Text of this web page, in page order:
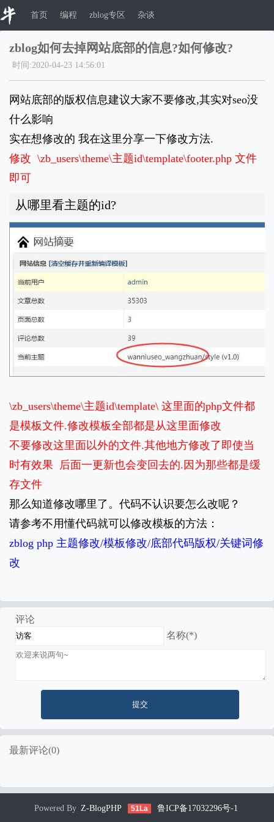
首页 编程 zblog专区 杂谈
zblog如何去掉网站底部的信息?如何修改?
时间:2020-04-23 14:56:01
网站底部的版权信息建议大家不要修改,其实对seo没
什么影响
实在想修改的 我在这里分享一下修改方法.
修改 \zb_users\theme\主题id\template\footer.php 文件
即可
从哪里看主题的id?
\zb_users\theme\主题id\template\ 这里面的php文件都
是模板文件.修改模板全部都是从这里面修改
不要修改这里面以外的文件.其他地方修改了即使当
时有效果 后面一更新也会变回去的.因为那些都是缓
存文件
那么知道修改哪里了。代码不认识要怎么改呢？
请参考不用懂代码就可以修改模板的方法：
zblog php 主题修改/模板修改/底部代码版权/关键词修
改
评论
名称(*)
最新评论(0)
Powered By Z-BlogPHP 51La 鲁ICP备17032296号-1